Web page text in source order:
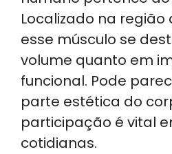
Localizado na
esse músculo se
volume quanto em
funcional. Pode
parte estética do
participação é vital
cotidianas.